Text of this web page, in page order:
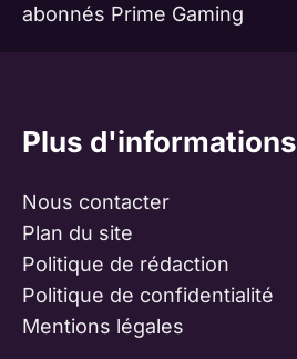
abonnés Prime Gaming
Plus d'informations
Nous contacter
Plan du site
Politique de rédaction
Politique de confidentialité
Mentions légales